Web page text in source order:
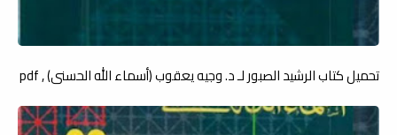
تحميل كتاب الرشيد الصبور لـ د. وجيه يعقوب (أسماء الله الحسنى) , pdf